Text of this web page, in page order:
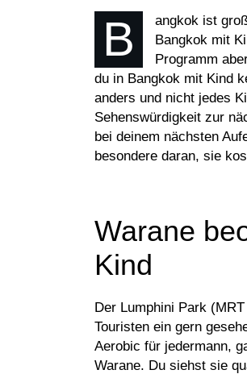
Bangkok ist groß, Bangkok ist laut und Bangkok mit Kind ist besonders. Wer an
Bangkok mit
Programm
du in Bangkok mit Kind
anders und nicht jedes
Sehenswürdigkeit zur
bei deinem nächsten
besondere daran, sie
Warane
Kind
Der Lumphini Park
Touristen ein gern
Aerobic für jedermann,
Warane. Du siehst sie